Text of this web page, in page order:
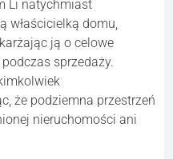
Li natychmiast
właścicielką domu,
ją o celowe
sprzedaży.
że podziemna przestrzeń
nieruchomości ani